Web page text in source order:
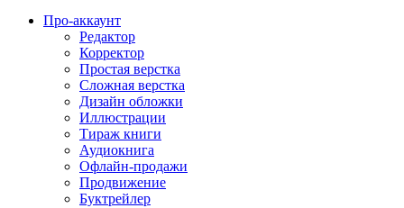
Про-аккаунт
Редактор
Корректор
Простая верстка
Сложная верстка
Дизайн обложки
Иллюстрации
Тираж книги
Аудиокнига
Офлайн-продажи
Продвижение
Буктрейлер